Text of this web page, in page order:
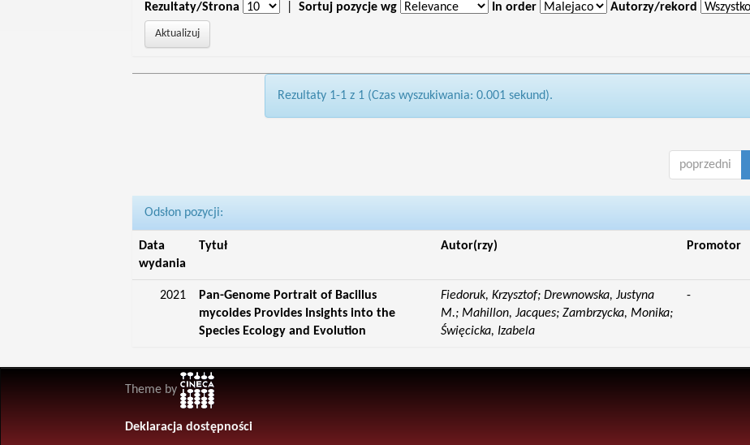
Rezultaty/Strona Sortuj pozycje wg In order Autorzy/rekord
Rezultaty 1-1 z 1 (Czas wyszukiwania: 0.001 sekund).
poprzedni
Odsłon pozycji:
Data
wydania
Tytuł Autor(rzy) Promotor
2021
Pan-Genome Portrait of Bacillus
mycoides Provides Insights into the
Species Ecology and Evolution
Fiedoruk, Krzysztof; Drewnowska, Justyna
M.; Mahillon, Jacques; Zambrzycka, Monika;
Święcicka, Izabela
-
Theme by
Deklaracja dostępności